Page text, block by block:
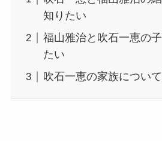
知りたい
福山雅治と吹石一恵の
たい
吹石一恵の家族につい